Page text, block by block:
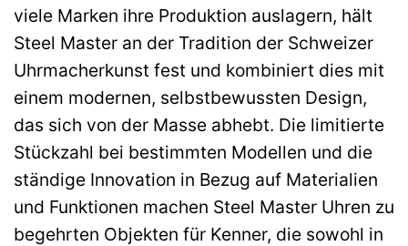
viele Marken ihre Produktion auslagern, hält
Steel Master an der Tradition der Schweizer
Uhrmacherkunst fest und kombiniert dies mit
einem modernen, selbstbewussten Design,
das sich von der Masse abhebt. Die limitierte
Stückzahl bei bestimmten Modellen und die
ständige Innovation in Bezug auf Materialien
und Funktionen machen Steel Master Uhren zu
begehrten Objekten für Kenner, die sowohl in